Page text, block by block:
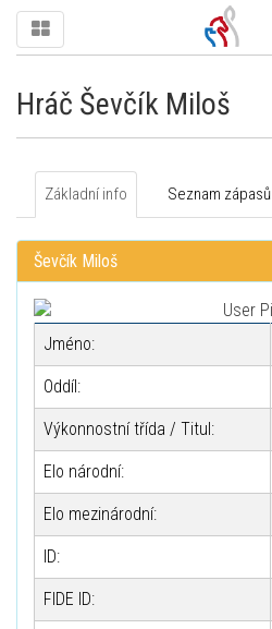
Hráč Ševčík Miloš
Základní info Seznam zápasů
Ševčík Miloš
Jméno:
Oddíl:
Výkonnostní třída / Titul:
Elo národní:
Elo mezinárodní:
ID:
FIDE ID: